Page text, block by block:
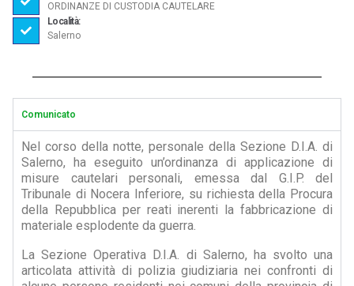
ORDINANZE DI CUSTODIA CAUTELARE
Località:
Salerno
Comunicato
Nel corso della notte, personale della Sezione D.I.A. di
Salerno, ha eseguito un’ordinanza di applicazione di
misure cautelari personali, emessa dal G.I.P. del
Tribunale di Nocera Inferiore, su richiesta della Procura
della Repubblica per reati inerenti la fabbricazione di
materiale esplodente da guerra.
La Sezione Operativa D.I.A. di Salerno, ha svolto una
articolata attività di polizia giudiziaria nei confronti di